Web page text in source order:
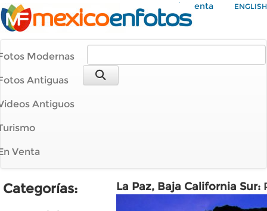
Mi Cuenta ENGLISH
Modernas
Antiguas
Antiguos
Venta
Categorías: La Paz, Baja California Sur: